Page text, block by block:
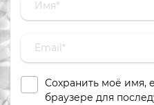
Сохранить моё имя,
браузере для